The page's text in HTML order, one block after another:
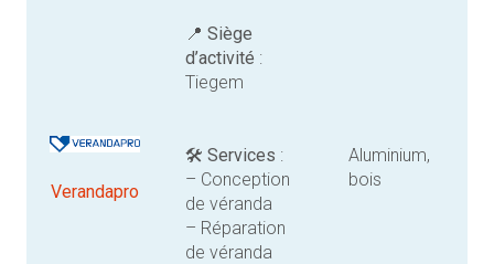
Verandapro
📍 Siège
d’activité :
Tiegem
🛠️ Services :
– Conception
de véranda
– Réparation
de véranda
Aluminium,
bois